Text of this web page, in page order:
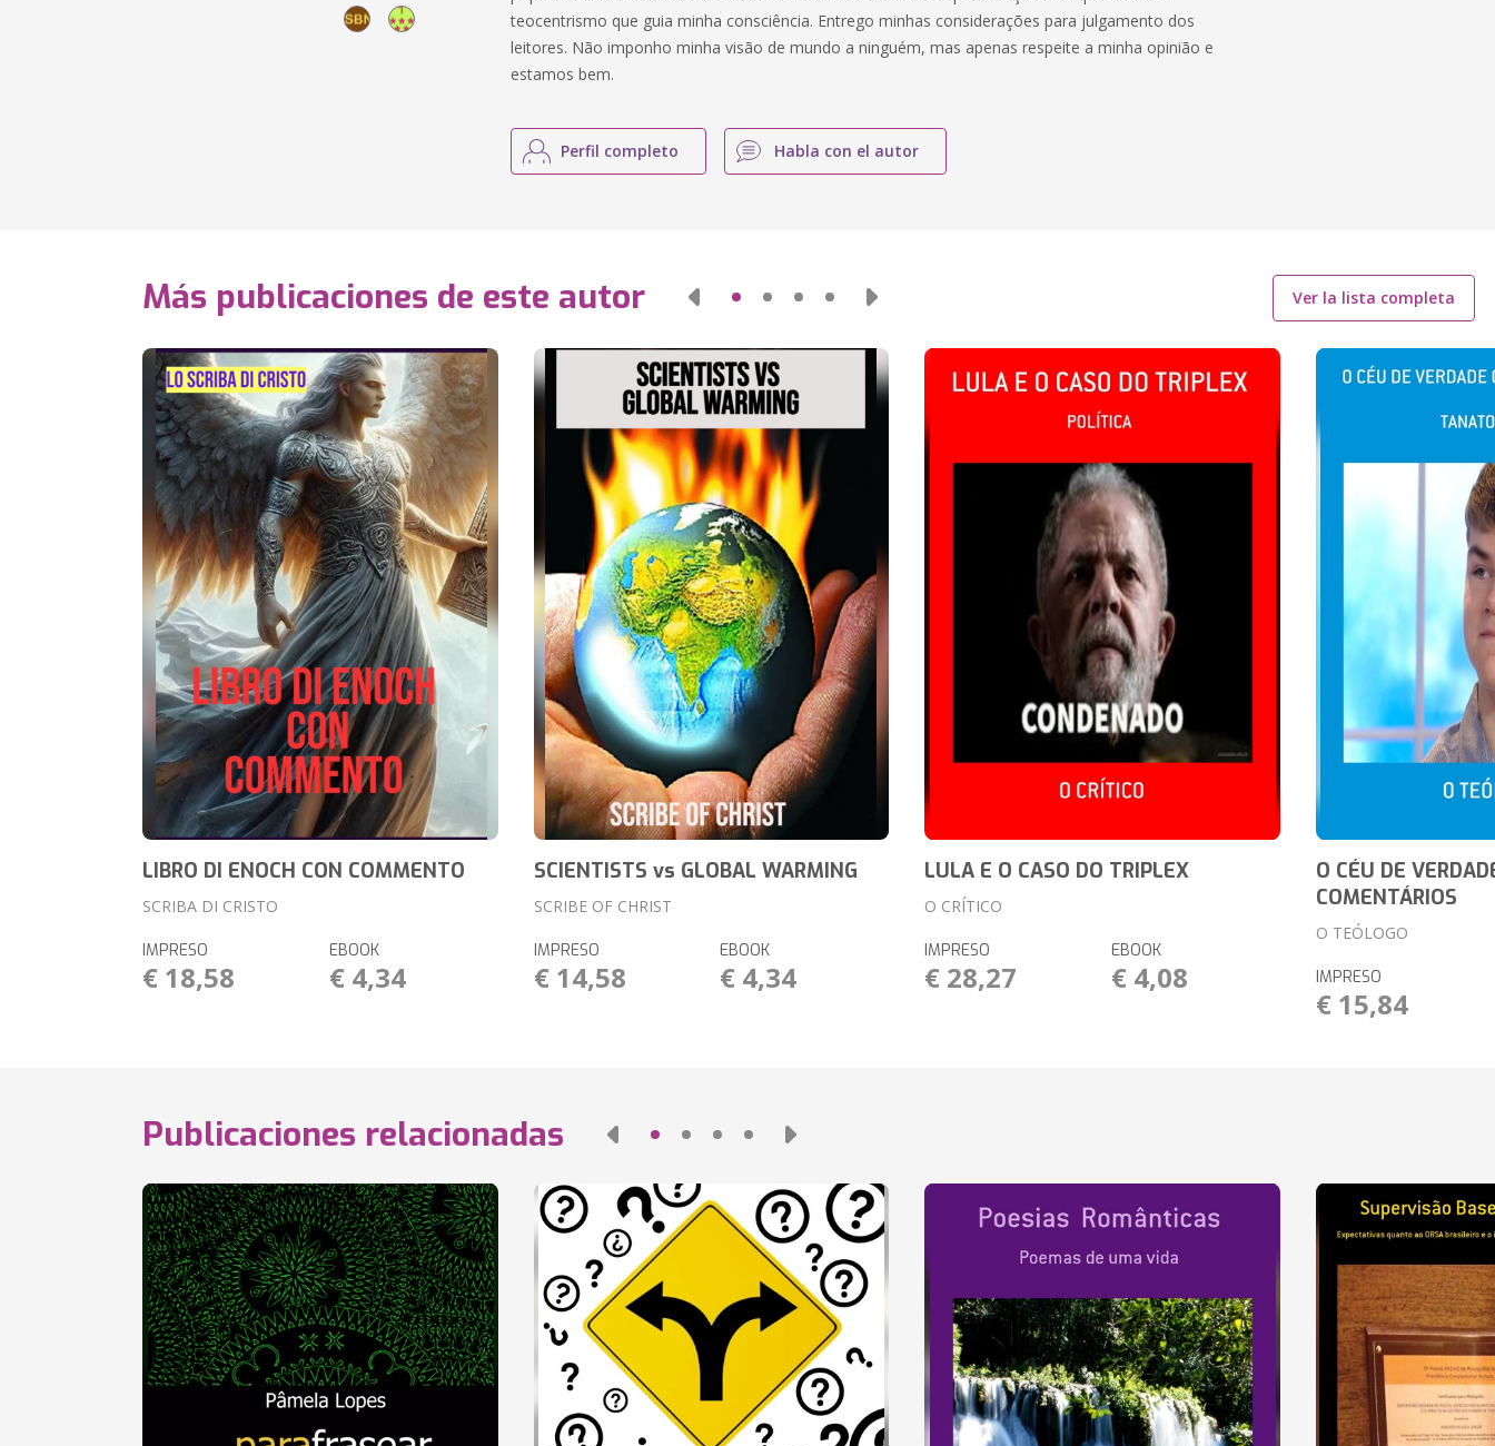
teocentrismo que guia minha consciência. Entrego minhas considerações para julgamento dos
leitores. Não imponho minha visão de mundo a ninguém, mas apenas respeite a minha opinião e
estamos bem.
Perfil completo Habla con el autor
Más publicaciones de este autor Ver la lista completa
LIBRO DI ENOCH CON COMMENTO
SCRIBA DI CRISTO
IMPRESO
€ 18,58
EBOOK
€ 4,34
SCIENTISTS vs GLOBAL WARMING
SCRIBE OF CHRIST
IMPRESO
€ 14,58
EBOOK
€ 4,34
LULA E O CASO DO TRIPLEX
O CRÍTICO
IMPRESO
€ 28,27
EBOOK
€ 4,08
O CÉU DE
COMENTÁRIOS
O TEÓLOGO
IMPRESO
€ 15,84
Publicaciones relacionadas